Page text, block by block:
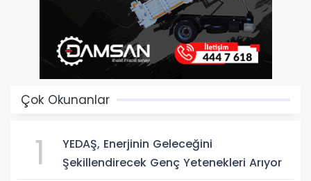
Çok Okunanlar
1
YEDAŞ, Enerjinin Geleceğini
Şekillendirecek Genç Yetenekleri Arıyor